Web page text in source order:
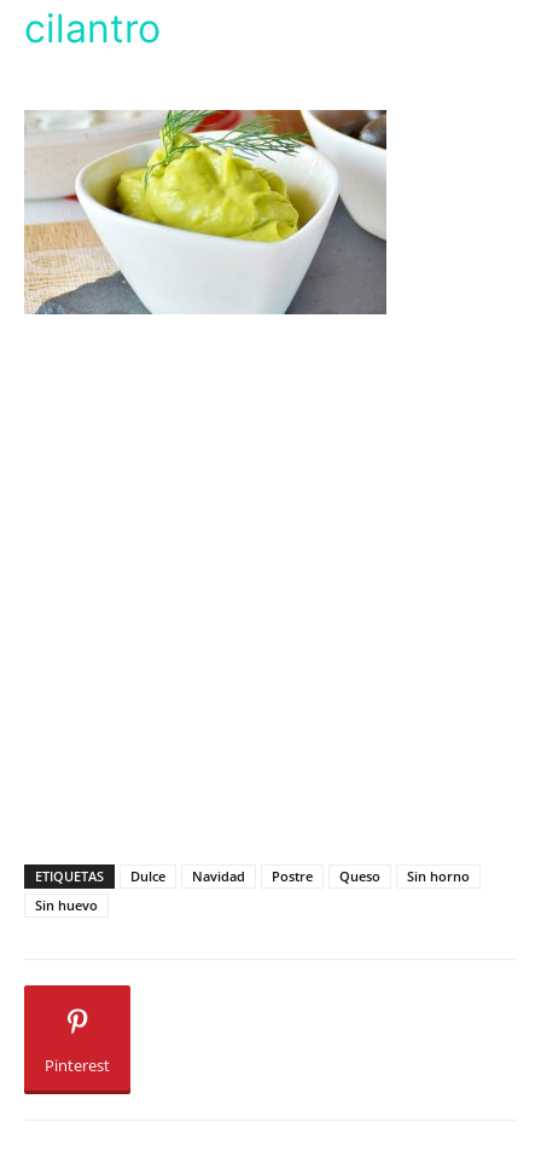
cilantro
ETIQUETAS Dulce Navidad Postre Queso
Sin horno
Sin huevo
Pinterest